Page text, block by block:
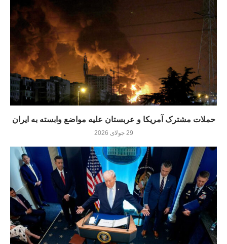
حملات مشترک آمریکا و عربستان علیه مواضع وابسته به ایران
29 جولای 2026